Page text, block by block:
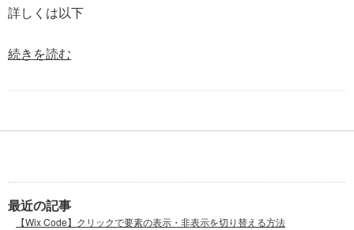
詳しくは以下
続きを読む
最近の記事
【Wix Code】クリックで要素の表示・非表示を切り替える方法